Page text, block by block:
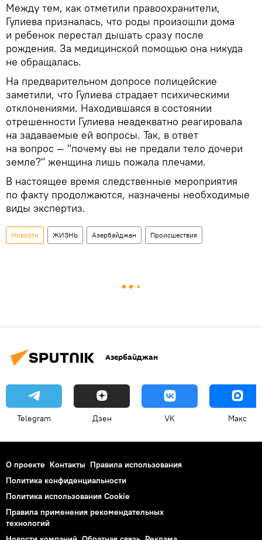
Между тем, как отметили правоохранители,
Гулиева призналась, что роды произошли дома
и ребенок перестал дышать сразу после
рождения. За медицинской помощью она никуда
не обращалась.
На предварительном допросе полицейские
заметили, что Гулиева страдает психическими
отклонениями. Находившаяся в состоянии
отрешенности Гулиева неадекватно реагировала
на задаваемые ей вопросы. Так, в ответ
на вопрос — "почему вы не предали тело дочери
земле?" женщина лишь пожала плечами.
В настоящее время следственные мероприятия
по факту продолжаются, назначены необходимые
виды экспертиз.
Новости ЖИЗНЬ Азербайджан Происшествия
Азербайджан
Telegram Дзен VK Макс
О проекте Контакты Правила использования
Политика конфиденциальности
Политика использования Cookie
Правила применения рекомендательных
технологий